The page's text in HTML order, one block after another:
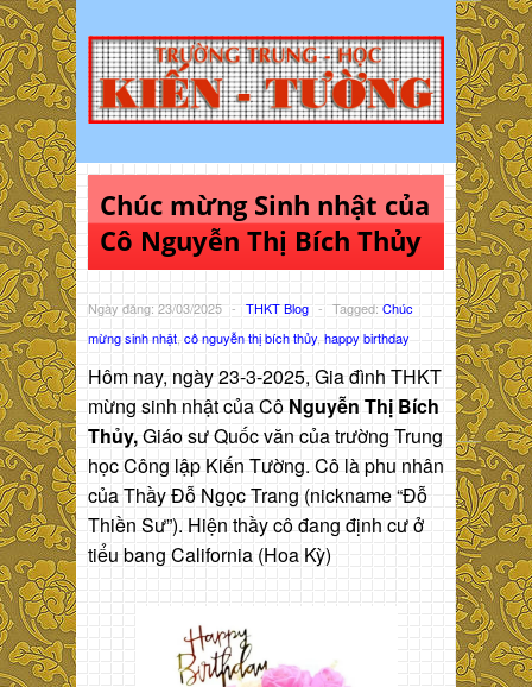
Chúc mừng Sinh nhật của
Cô Nguyễn Thị Bích Thủy
Ngày đăng: 23/03/2025 - THKT Blog - Tagged: Chúc
mừng sinh nhật cô nguyễn thị bích thủy happy birthday
Hôm nay, ngày 23-3-2025, Gia đình THKT
mừng sinh nhật của Cô Nguyễn Thị Bích
Thủy,Giáo sư Quốc văn của trường Trung
học Công lập Kiến Tường. Cô là phu nhân
của Thầy Đỗ Ngọc Trang (nickname “Đỗ
Thiền Sư”). Hiện thầy cô đang định cư ở
tiểu bang California (Hoa Kỳ)